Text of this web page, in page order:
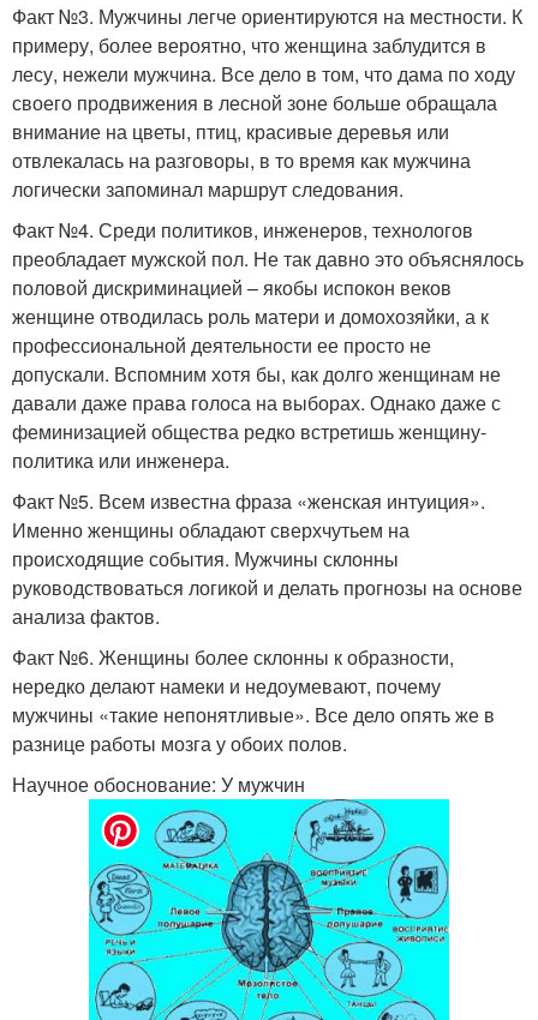
Факт №3. Мужчины легче ориентируются на местности. К
примеру, более вероятно, что женщина заблудится в
лесу, нежели мужчина. Все дело в том, что дама по ходу
своего продвижения в лесной зоне больше обращала
внимание на цветы, птиц, красивые деревья или
отвлекалась на разговоры, в то время как мужчина
логически запоминал маршрут следования.
Факт №4. Среди политиков, инженеров, технологов
преобладает мужской пол. Не так давно это объяснялось
половой дискриминацией – якобы испокон веков
женщине отводилась роль матери и домохозяйки, а к
профессиональной деятельности ее просто не
допускали. Вспомним хотя бы, как долго женщинам не
давали даже права голоса на выборах. Однако даже с
феминизацией общества редко встретишь женщину-
политика или инженера.
Факт №5. Всем известна фраза «женская интуиция».
Именно женщины обладают сверхчутьем на
происходящие события. Мужчины склонны
руководствоваться логикой и делать прогнозы на основе
анализа фактов.
Факт №6. Женщины более склонны к образности,
нередко делают намеки и недоумевают, почему
мужчины «такие непонятливые». Все дело опять же в
разнице работы мозга у обоих полов.
Научное обоснование: У мужчин